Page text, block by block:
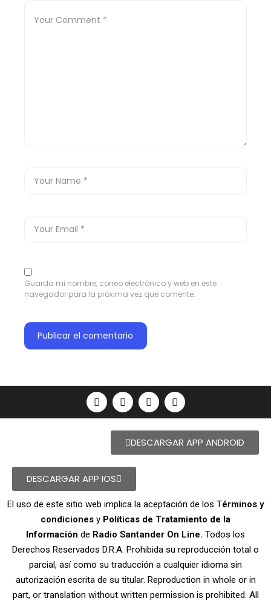
Guarda mi nombre, correo electrónico y web en este
navegador para la próxima vez que comente.
DESCARGAR APP ANDROID
DESCARGAR APP IOS
El uso de este sitio web implica la aceptación de los Términos y
condiciones y Políticas de Tratamiento de la
Información de Radio Santander On Line. Todos los
Derechos Reservados D.R.A. Prohibida su reproducción total o
parcial, así como su traducción a cualquier idioma sin
autorización escrita de su titular. Reproduction in whole or in
part, or translation without written permission is prohibited. All